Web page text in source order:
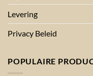
Levering
Privacy Beleid
POPULAIRE